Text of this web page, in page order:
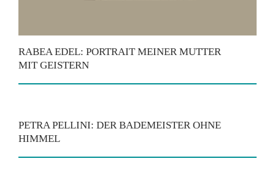
RABEA EDEL: PORTRAIT MEINER MUTTER
MIT GEISTERN
PETRA PELLINI: DER BADEMEISTER OHNE
HIMMEL